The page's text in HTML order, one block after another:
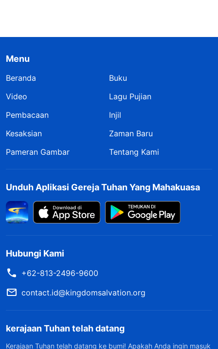
Menu
Beranda
Buku
Video
Lagu Pujian
Pembacaan
Injil
Kesaksian
Zaman Baru
Pameran Gambar
Tentang Kami
Unduh Aplikasi Gereja Tuhan Yang Mahakuasa
Hubungi Kami
+62-813-2496-9600
contact.id@kingdomsalvation.org
kerajaan Tuhan telah datang
Kerajaan Tuhan telah datang ke bumi! Apakah Anda ingin masuk